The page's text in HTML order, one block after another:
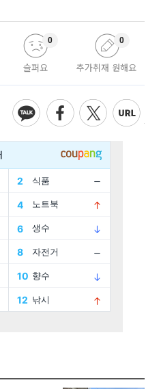
슬퍼요
0
추가취재 원해요
0